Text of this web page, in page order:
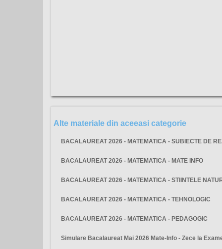
Alte materiale din aceeasi categorie
BACALAUREAT 2026 - MATEMATICA - SUBIECTE DE
BACALAUREAT 2026 - MATEMATICA - MATE INFO
BACALAUREAT 2026 - MATEMATICA - STIINTELE
BACALAUREAT 2026 - MATEMATICA - TEHNOLOGIC
BACALAUREAT 2026 - MATEMATICA - PEDAGOGIC
Simulare Bacalaureat Mai 2026 Mate-Info - Zece la